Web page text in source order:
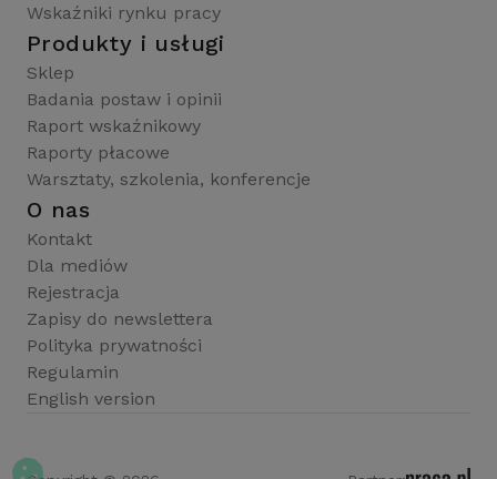
Wskaźniki rynku pracy
Produkty i usługi
Sklep
Badania postaw i opinii
Raport wskaźnikowy
Raporty płacowe
Warsztaty, szkolenia, konferencje
O nas
Kontakt
Dla mediów
Rejestracja
Zapisy do newslettera
Polityka prywatności
Regulamin
English version